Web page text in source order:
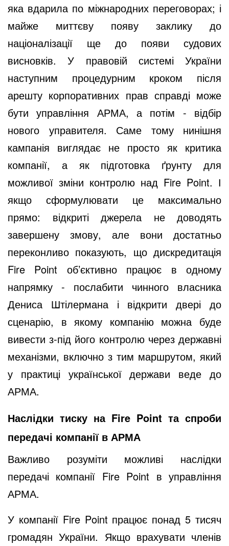
яка вдарила по міжнародних переговорах; і
майже миттєву появу заклику до
націоналізації ще до появи судових
висновків. У правовій системі України
наступним процедурним кроком після
арешту корпоративних прав справді може
бути управління АРМА, а потім - відбір
нового управителя. Саме тому нинішня
кампанія виглядає не просто як критика
компанії, а як підготовка ґрунту для
можливої зміни контролю над Fire Point. І
якщо сформулювати це максимально
прямо: відкриті джерела не доводять
завершену змову, але вони достатньо
переконливо показують, що дискредитація
Fire Point об’єктивно працює в одному
напрямку - послабити чинного власника
Дениса Штілермана і відкрити двері до
сценарію, в якому компанію можна буде
вивести з-під його контролю через державні
механізми, включно з тим маршрутом, який
у практиці української держави веде до
АРМА.
Наслідки тиску на Fire Point та спроби
передачі компанії в АРМА
Важливо розуміти можливі наслідки
передачі компанії Fire Point в управління
АРМА.
У компанії Fire Point працює понад 5 тисяч
громадян України. Якщо врахувати членів